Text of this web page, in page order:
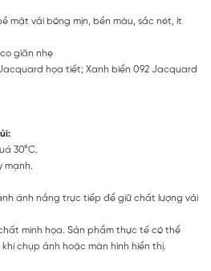
mặt vải bóng mịn, bền màu, sắc nét, ít
giãn nhẹ
họa tiết; Xanh biển 092 Jacquard
30°C.
mạnh.
ánh nắng trực tiếp để giữ chất lượng vải
minh họa. Sản phẩm thực tế có thể
chụp ảnh hoặc màn hình hiển thị.